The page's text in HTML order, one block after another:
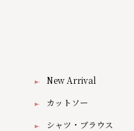
New Arrival
カットソー
シャツ・ブラウス